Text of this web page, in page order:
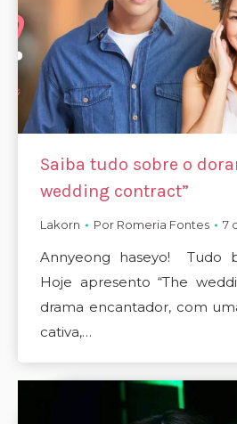
Saiba tudo sobre o
wedding contract”
Lakorn Por Romeria Fontes 7
Annyeong haseyo! Tudo
Hoje apresento “The
drama encantador, com
cativa,…